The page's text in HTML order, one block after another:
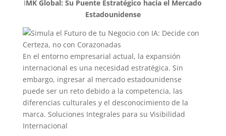
IMK Global: Su Puente Estratégico hacia el Mercado
Estadounidense
En el entorno empresarial actual, la expansión
internacional es una necesidad estratégica. Sin
embargo, ingresar al mercado estadounidense
puede ser un reto debido a la competencia, las
diferencias culturales y el desconocimiento de la
marca. Soluciones Integrales para su Visibilidad
Internacional